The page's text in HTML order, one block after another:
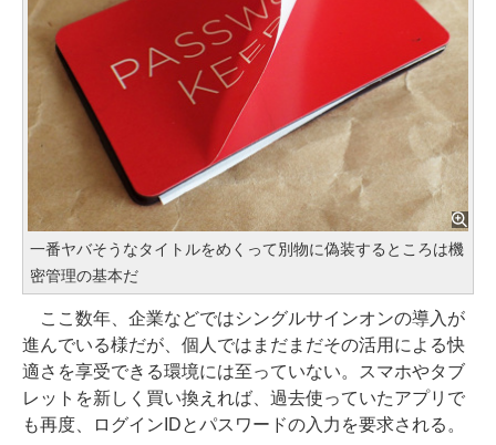
一番ヤバそうなタイトルをめくって別物に偽装するところは機
密管理の基本だ
ここ数年、企業などではシングルサインオンの導入が
進んでいる様だが、個人ではまだまだその活用による快
適さを享受できる環境には至っていない。スマホやタブ
レットを新しく買い換えれば、過去使っていたアプリで
も再度、ログインIDとパスワードの入力を要求される。